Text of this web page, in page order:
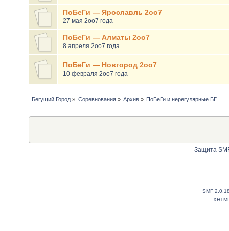
ПоБеГи — Ярославль 2оо7
27 мая 2оо7 года
ПоБеГи — Алматы 2оо7
8 апреля 2оо7 года
ПоБеГи — Новгород 2оо7
10 февраля 2оо7 года
Бегущий Город» Соревнования» Архив » ПоБеГи и нерегулярные БГ
Защита
SMF